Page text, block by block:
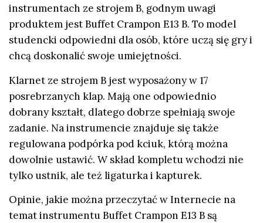
instrumentach ze strojem B, godnym uwagi
produktem jest Buffet Crampon E13 B. To model
studencki odpowiedni dla osób, które uczą się gry i
chcą doskonalić swoje umiejętności.
Klarnet ze strojem B jest wyposażony w 17
posrebrzanych klap. Mają one odpowiednio
dobrany kształt, dlatego dobrze spełniają swoje
zadanie. Na instrumencie znajduje się także
regulowana podpórka pod kciuk, którą można
dowolnie ustawić. W skład kompletu wchodzi nie
tylko ustnik, ale też ligaturka i kapturek.
Opinie, jakie można przeczytać w Internecie na
temat instrumentu Buffet Crampon E13 B są